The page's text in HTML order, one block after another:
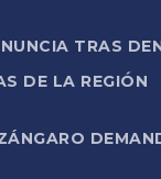
TRAS
DE LA REGIÓN